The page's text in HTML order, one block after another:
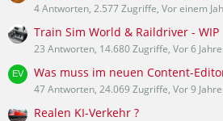
4 Antworten, 2.577 Zugriffe, Vor einem
Train Sim World & Raildriver - WIP
23 Antworten, 14.680 Zugriffe, Vor 6
Was muss im neuen Content-
47 Antworten, 24.069 Zugriffe, Vor 9
Realen KI-Verkehr ?